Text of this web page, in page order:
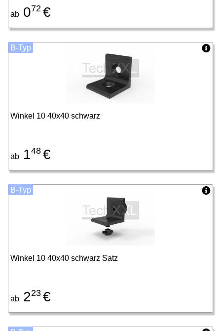
ab 072 €
Winkel 10 40x40 schwarz
ab 148 €
B-Typ
Winkel 10 40x40 schwarz Satz
ab 223 €
B-Typ